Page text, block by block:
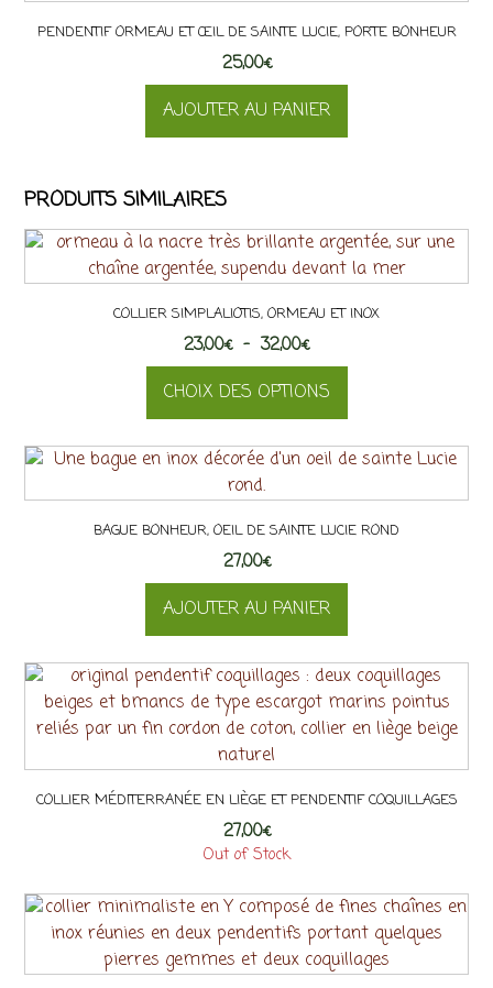
variations.
Les
options
peuvent
être
la
page
du
produit
PENDENTIF ORMEAU ET ŒIL DE SAINTE LUCIE, PORTE BONHEUR
25,00€
AJOUTER AU PANIER
PRODUITS SIMILAIRES
COLLIER SIMPLALIOTIS, ORMEAU ET INOX
23,00€ – 32,00€Plage
de
prix :
23,00€
à
32,00€
CHOIX DES OPTIONS
produit
a
variations.
Les
options
peuvent
être
choisies
sur
la
page
du
produit
BAGUE BONHEUR, OEIL DE SAINTE LUCIE ROND
27,00€
AJOUTER AU PANIER
COLLIER MÉDITERRANÉE EN LIÈGE ET PENDENTIF COQUILLAGES
27,00€
Out of Stock